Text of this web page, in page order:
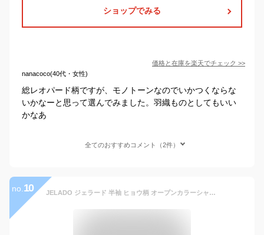
ショップでみる
価格と在庫を楽天でチェック >>
nanacoco(40代・女性)
総レオパード柄ですが、モノトーンなのでいかつくならな
いかなーと思って選んでみました。羽織ものとしてもいい
かなあ
全てのおすすめコメント（2件）
no. 10 JELADO ジェラード 半袖 ヒョウ柄 オープンカラーシャツ West Coast Shirt レオパード柄 SG02101